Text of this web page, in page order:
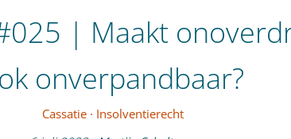
| Maakt
onverpandbaar?
Cassatie · Insolventierecht